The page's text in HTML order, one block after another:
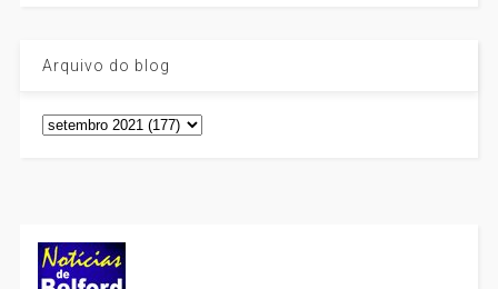
Arquivo do blog